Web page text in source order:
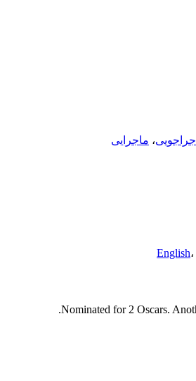
، ماجرایی
English،
Nominated for 2 Oscars.